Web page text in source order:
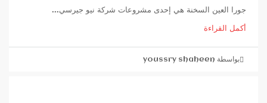
جورا العين السخنة هي إحدى مشروعات شركة نيو جيرسي...
أكمل القراءة
بواسطة youssry shaheen